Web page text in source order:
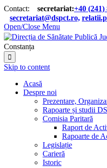
Contact: secretariat:+40 (241)
secretariat@dspct.ro,
Open/Close Menu
Constanța

Skip to content
Acasă
Despre noi
Prezentare,
Rapoarte și studii
Comisia Paritară
Raport de
Rapoarte de
Legislație
Carieră
Istoric